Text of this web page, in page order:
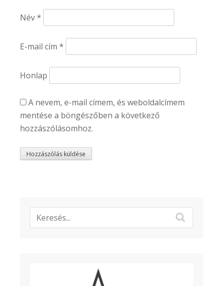
Név*
E-mail cím *
Honlap
A nevem, e-mail címem, és weboldalcímem
mentése a böngészőben a következő
hozzászólásomhoz.